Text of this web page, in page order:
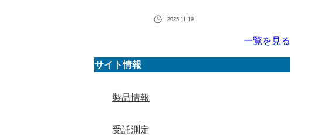
2025.11.19
一覧を見る
サイト情報
製品情報
受託測定